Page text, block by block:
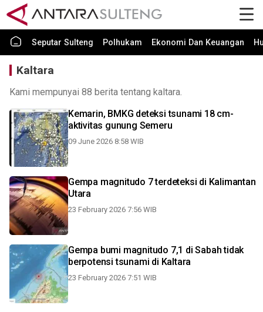
Seputar Sulteng Polhukam Ekonomi Dan Keuangan
Kaltara
Kami mempunyai 88 berita tentang kaltara.
Kemarin, BMKG deteksi tsunami 18 cm-
aktivitas gunung Semeru
09 June 2026 8:58 WIB
Gempa magnitudo 7 terdeteksi di Kalimantan
Utara
23 February 2026 7:56 WIB
Gempa bumi magnitudo 7,1 di Sabah tidak
berpotensi tsunami di Kaltara
23 February 2026 7:51 WIB